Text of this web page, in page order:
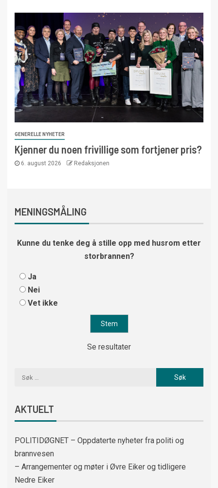
GENERELLE NYHETER
Kjenner du noen frivillige som fortjener pris?
6. august 2026 Redaksjonen
MENINGSMÅLING
Kunne du tenke deg å stille opp med husrom etter
storbrannen?
Ja
Nei
Vet ikke
Se resultater
AKTUELT
POLITIDØGNET – Oppdaterte nyheter fra politi og
brannvesen
– Arrangementer og møter i Øvre Eiker og tidligere
Nedre Eiker